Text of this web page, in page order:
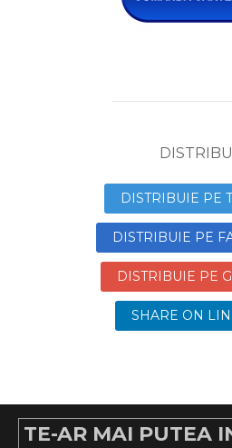
DISTRIBUIE PE
DISTRIBUIE PE
DISTRIBUIE PE
SHARE ON
TE-AR MAI PUTEA